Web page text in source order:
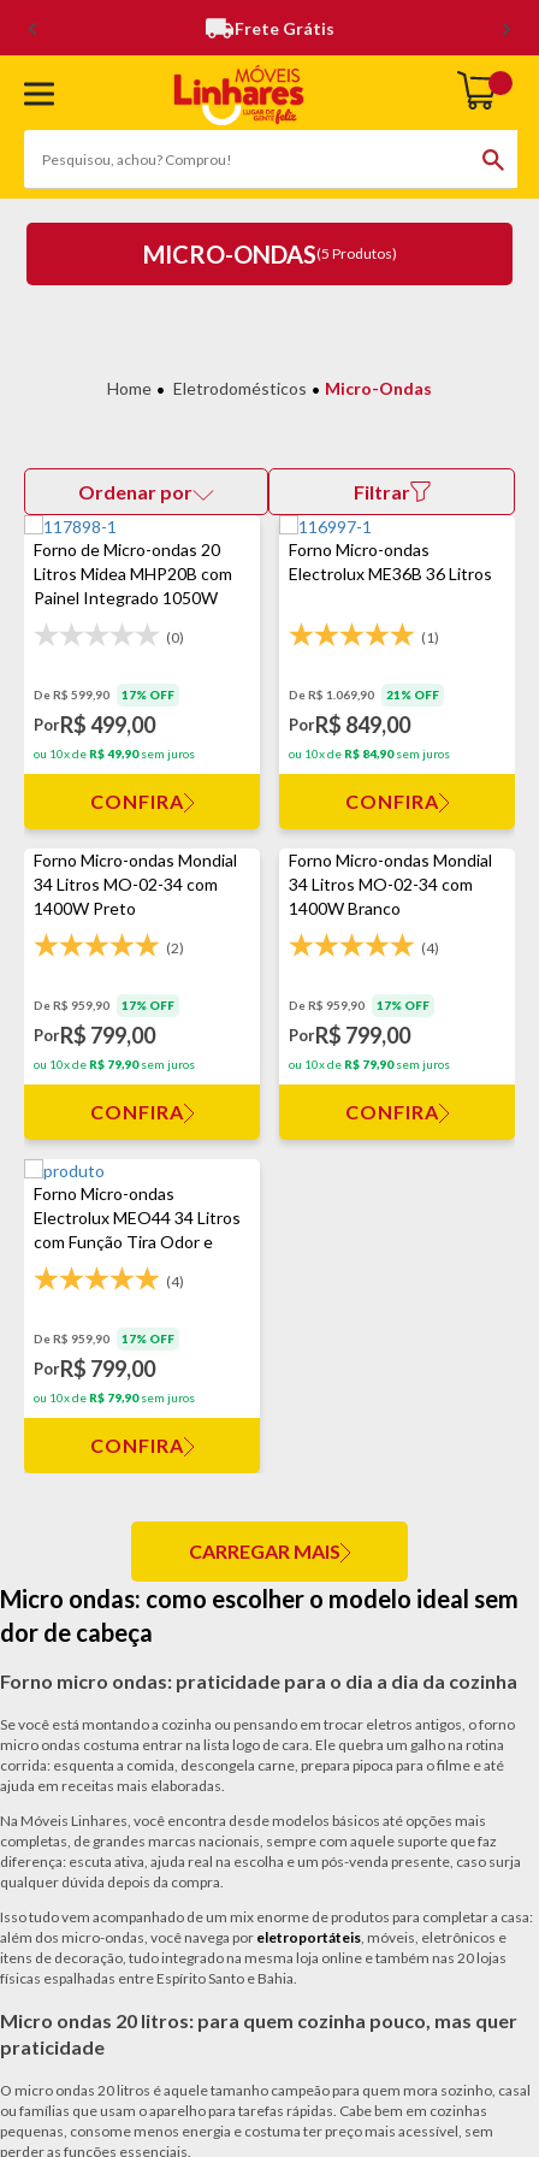
Frete Grátis
MICRO-ONDAS(5 Produtos)
Eletrodomésticos Micro-Ondas
Ordenar por Filtrar
Forno de Micro-ondas 20
Litros Midea MHP20B com
Painel Integrado 1050W
Branco
(0)
De R$ 599,90 17% OFF
PorR$ 499,00
ou 10x de R$ 49,90sem juros
CONFIRA
Forno Micro-ondas
Electrolux ME36B 36 Litros
(1)
De R$ 1.069,90 21% OFF
PorR$ 849,00
ou 10x de R$ 84,90sem juros
CONFIRA
Forno Micro-ondas Mondial
34 Litros MO-02-34 com
1400W Preto
(2)
De R$ 959,90 17% OFF
PorR$ 799,00
ou 10x de R$ 79,90sem juros
CONFIRA
Forno Micro-ondas Mondial
34 Litros MO-02-34 com
1400W Branco
(4)
De R$ 959,90 17% OFF
PorR$ 799,00
ou 10x de R$ 79,90sem juros
CONFIRA
Forno Micro-ondas
Electrolux MEO44 34 Litros
com Função Tira Odor e
Menu Light
(4)
De R$ 959,90 17% OFF
PorR$ 799,00
ou 10x de R$ 79,90sem juros
CONFIRA
CARREGAR MAIS
Micro ondas: como escolher o modelo ideal sem
dor de cabeça
Forno micro ondas: praticidade para o dia a dia da cozinha
Se você está montando a cozinha ou pensando em trocar eletros antigos, o forno
micro ondas costuma entrar na lista logo de cara. Ele quebra um galho na rotina
corrida: esquenta a comida, descongela carne, prepara pipoca para o filme e até
ajuda em receitas mais elaboradas.
Na Móveis Linhares, você encontra desde modelos básicos até opções mais
completas, de grandes marcas nacionais, sempre com aquele suporte que faz
diferença: escuta ativa, ajuda real na escolha e um pós-venda presente, caso surja
qualquer dúvida depois da compra.
Isso tudo vem acompanhado de um mix enorme de produtos para completar a casa:
além dos micro-ondas, você navega por eletroportáteis, móveis, eletrônicos e
itens de decoração, tudo integrado na mesma loja online e também nas 20 lojas
físicas espalhadas entre Espírito Santo e Bahia.
Micro ondas 20 litros: para quem cozinha pouco, mas quer
praticidade
O micro ondas 20 litros é aquele tamanho campeão para quem mora sozinho, casal
ou famílias que usam o aparelho para tarefas rápidas. Cabe bem em cozinhas
pequenas, consome menos energia e costuma ter preço mais acessível, sem
perder as funções essenciais.